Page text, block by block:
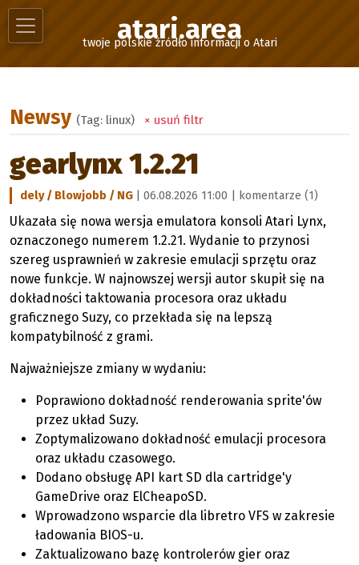
atari.area
twoje polskie źródło informacji o Atari
Newsy (Tag: linux) × usuń filtr
gearlynx 1.2.21
dely / Blowjobb / NG | 06.08.2026 11:00 | komentarze (1)
Ukazała się nowa wersja emulatora konsoli Atari Lynx,
oznaczonego numerem 1.2.21. Wydanie to przynosi
szereg usprawnień w zakresie emulacji sprzętu oraz
nowe funkcje. W najnowszej wersji autor skupił się na
dokładności taktowania procesora oraz układu
graficznego Suzy, co przekłada się na lepszą
kompatybilność z grami.
Najważniejsze zmiany w wydaniu:
Poprawiono dokładność renderowania sprite'ów
przez układ Suzy.
Zoptymalizowano dokładność emulacji procesora
oraz układu czasowego.
Dodano obsługę API kart SD dla cartridge'y
GameDrive oraz ElCheapoSD.
Wprowadzono wsparcie dla libretro VFS w zakresie
ładowania BIOS-u.
Zaktualizowano bazę kontrolerów gier oraz